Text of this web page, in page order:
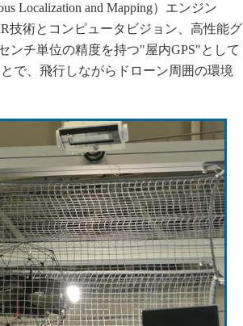
Localization and Mapping）エンジン
技術とコンピュータビジョン、高性能グ
ンチ単位の精度を持つ"屋内GPS"として
で、飛行しながらドローン周囲の環境